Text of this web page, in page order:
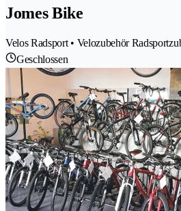
Jomes Bike
Velos Radsport • Velozubehör
Geschlossen